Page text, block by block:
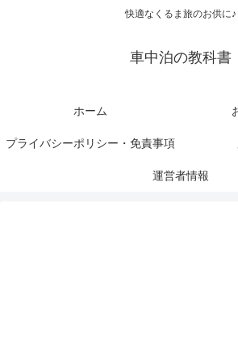
快適なくるま旅のお供に♪
車中泊の教科書
ホーム
プライバシーポリシー・免責事項
運営者情報